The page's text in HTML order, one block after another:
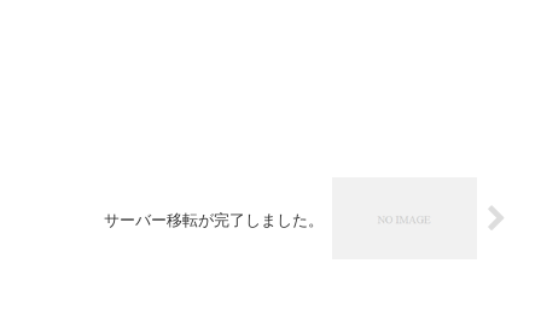
サーバー移転が完了しました。